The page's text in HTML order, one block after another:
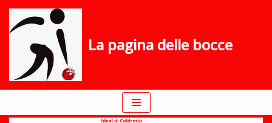
Vai
contenuto
La pagina delle bocce